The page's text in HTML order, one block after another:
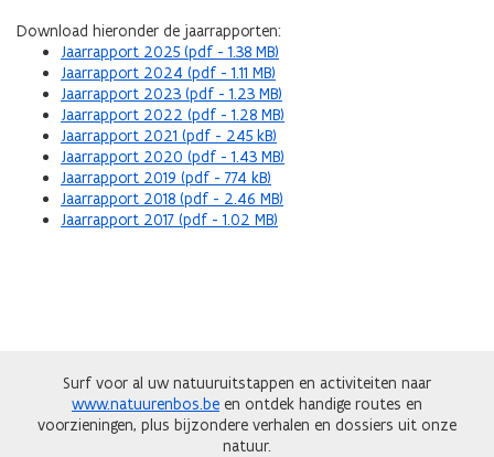
Download hieronder de jaarrapporten:
Jaarrapport 2025 (pdf - 1.38 MB)
Jaarrapport 2024 (pdf - 1.11 MB)
Jaarrapport 2023 (pdf - 1.23 MB)
Jaarrapport 2022 (pdf - 1.28 MB)
Jaarrapport 2021 (pdf - 245 kB)
Jaarrapport 2020 (pdf - 1.43 MB)
Jaarrapport 2019 (pdf - 774 kB)
Jaarrapport 2018 (pdf - 2.46 MB)
Jaarrapport 2017 (pdf - 1.02 MB)
Surf voor al uw natuuruitstappen en activiteiten naar
www.natuurenbos.be en ontdek handige routes en
voorzieningen, plus bijzondere verhalen en dossiers uit onze
natuur.